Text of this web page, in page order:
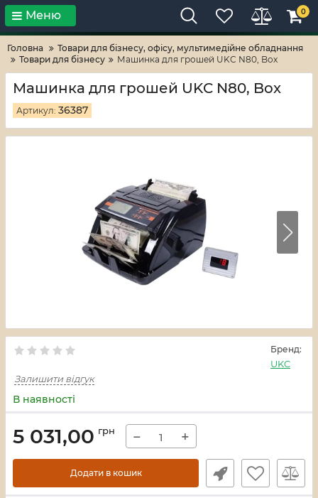
Тільки високі технології! RV-ZAFT
Меню 0
Головна
Товари для бізнесу, офісу, мультимедійне обладнання
Товари для бізнесу
Машинка для грошей UKC N80, Box
Машинка для грошей UKC N80, Box
Артикул: 36387
Бренд:
UKC
Залишити відгук
В наявності
5 031,00 грн − +
Додати в кошик